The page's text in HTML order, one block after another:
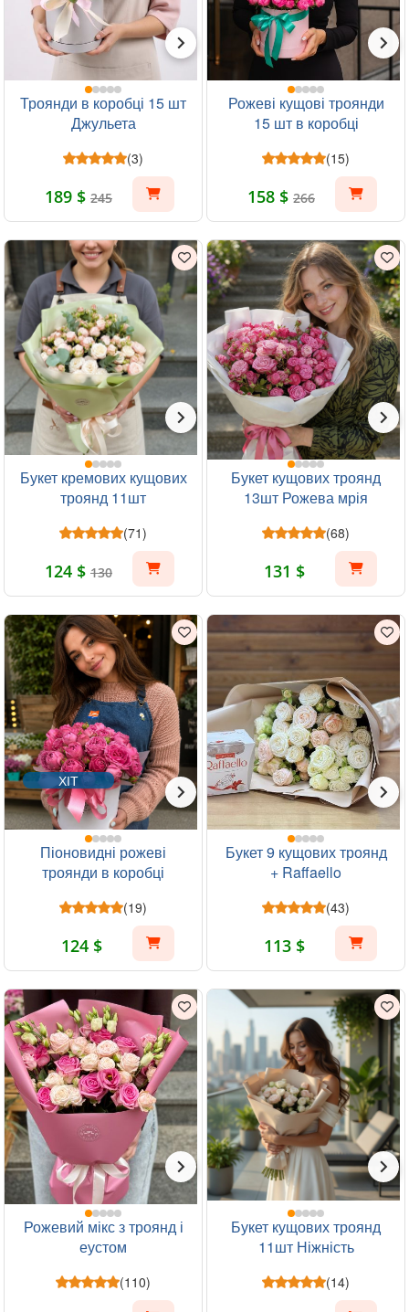
Троянди в коробці 15 шт
Джульета
(3)
189 $ 245
Рожеві кущові троянди
15 шт в коробці
(15)
158 $ 266
Букет кремових кущових
троянд 11шт
(71)
124 $ 130
Букет кущових троянд
13шт Рожева мрія
(68)
131 $
ХІТ
Піоновидні рожеві
троянди в коробці
(19)
124 $
Букет 9 кущових троянд
+ Raffaello
(43)
113 $
Рожевий мікс з троянд і
еустом
(110)
Букет кущових троянд
11шт Ніжність
(14)